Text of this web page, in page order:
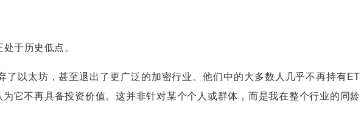
于历史低点。
了以太坊，甚至退出了更广泛的加密行业。他们中的大多数人几乎不再持有ET
它不再具备投资价值。这并非针对某个个人或群体，而是我在整个行业的同龄